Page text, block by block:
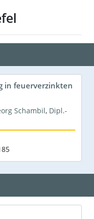
in feuerverzinkten
Schambil, Dipl.-